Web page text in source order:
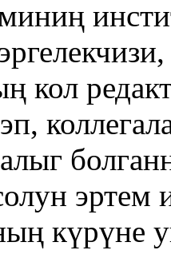
кол
эртем
күрүне